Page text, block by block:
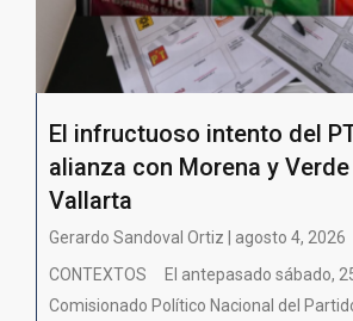
El infructuoso intento del
alianza con Morena y
Vallarta
Gerardo Sandoval Ortiz | agosto 4, 2026
CONTEXTOS El antepasado sábado,
Comisionado Político Nacional del